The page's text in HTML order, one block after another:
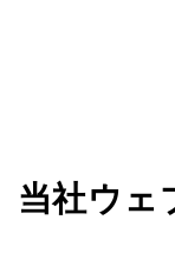
当社ウェ